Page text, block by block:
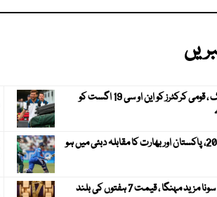
کیریبین پریمیئر لیگ ، قومی کرکٹرز کو این او سی 19 اگست کو
ویمنز ایشیا کپ 2026، پاکستان اور بھارت کا مقابلہ دبئی میں ہو
عالمی مارکیٹ میں سونا مزید مہنگا ، قیمت 7 ہفتوں کی بلند